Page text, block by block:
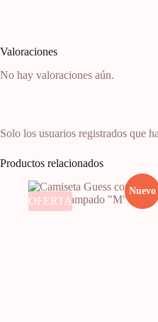
Valoraciones
No hay valoraciones aún.
Solo los usuarios registrados que
Productos relacionados
OFERTA
Nuevo